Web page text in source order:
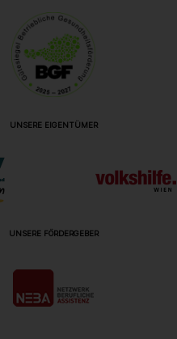
UNSERE EIGENTÜMER
UNSERE FÖRDERGEBER